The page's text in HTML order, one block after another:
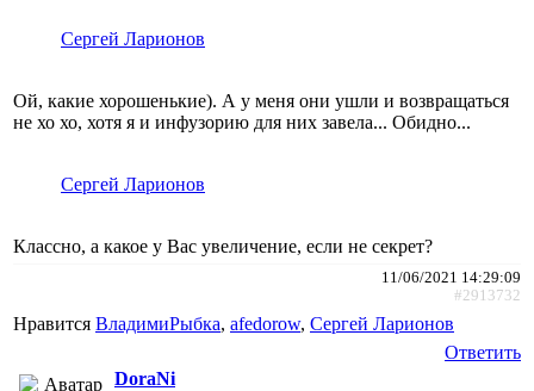
Сергей Ларионов
Ой, какие хорошенькие). А у меня они ушли и возвращаться
не хо хо, хотя я и инфузорию для них завела... Обидно...
Сергей Ларионов
Классно, а какое у Вас увеличение, если не секрет?
11/06/2021 14:29:09
#2913732
Нравится ВладимиРыбка, afedorow, Сергей Ларионов
Ответить
DoraNi